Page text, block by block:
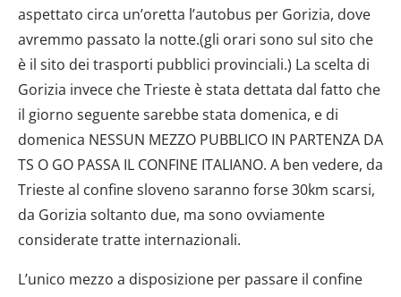
aspettato circa un’oretta l’autobus per Gorizia, dove
avremmo passato la notte.(gli orari sono sul sito che
è il sito dei trasporti pubblici provinciali.) La scelta di
Gorizia invece che Trieste è stata dettata dal fatto che
il giorno seguente sarebbe stata domenica, e di
domenica NESSUN MEZZO PUBBLICO IN PARTENZA DA
TS O GO PASSA IL CONFINE ITALIANO. A ben vedere, da
Trieste al confine sloveno saranno forse 30km scarsi,
da Gorizia soltanto due, ma sono ovviamente
considerate tratte internazionali.
L’unico mezzo a disposizione per passare il confine